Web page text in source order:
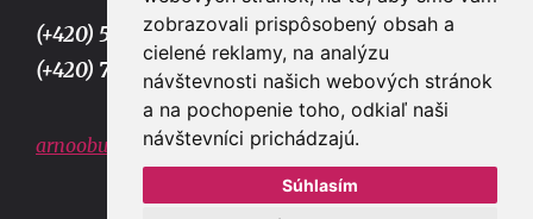
zobrazovali prispôsobený obsah a
cielené reklamy, na analýzu
návštevnosti našich webových stránok
a na pochopenie toho, odkiaľ naši
návštevníci prichádzajú.
Súhlasím
(+420) 577 915 036,
(+420) 773 667 390
arnoobuv@gmail.com